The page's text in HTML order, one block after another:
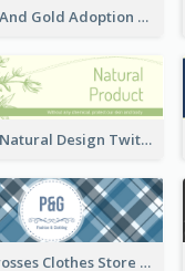
Green And Gold Adoption Promotion Header Design
Green Natural Design Twitter Header
Blue Crosses Clothes Store Twitter Header